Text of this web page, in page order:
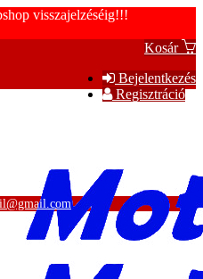
visszajelzéséig!!!
Kosár
Bejelentkezés
Regisztráció